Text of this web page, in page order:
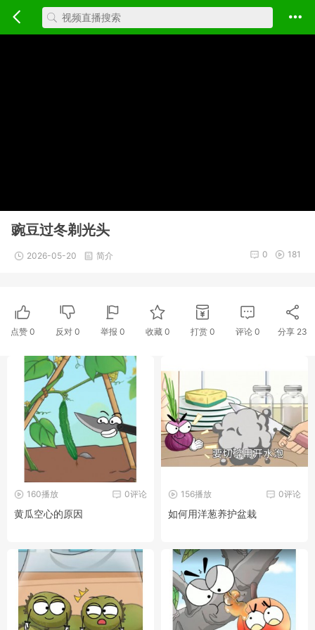
豌豆过冬剃光头
2026-05-20 简介 181
0
点赞 0 反对 0 举报 0 收藏 0 打赏 0 评论 0 分享 23
0评论
160播放
黄瓜空心的原因
0评论
156播放
如何用洋葱养护盆栽